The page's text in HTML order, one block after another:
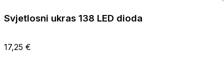
Svjetlosni ukras 138 LED dioda
17,25 €